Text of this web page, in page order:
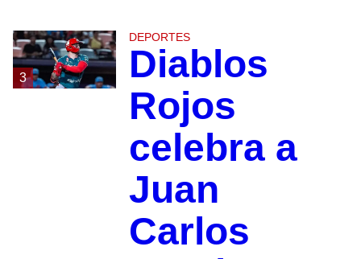
3
DEPORTES
Diablos
Rojos
celebra a
Juan
Carlos